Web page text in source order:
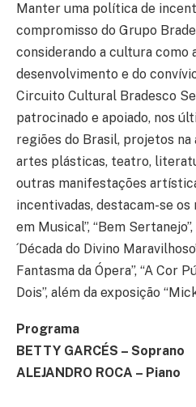
Manter uma política de
compromisso do Grupo
considerando a cultura como
desenvolvimento e do
Circuito Cultural Bradesco
patrocinado e apoiado, nos
regiões do Brasil, projetos na
artes plásticas, teatro,
outras manifestações
incentivadas, destacam-se os
em Musical”, “Bem
´Década do Divino
Fantasma da Ópera”, “A Cor
Dois”, além da exposição
Programa
BETTY GARCÉS – Soprano
ALEJANDRO ROCA – Piano